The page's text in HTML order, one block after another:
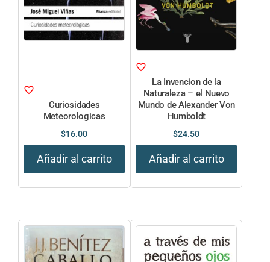
Curiosidades
Meteorologicas
$16.00
Añadir al carrito
La Invencion de la
Naturaleza – el Nuevo
Mundo de Alexander Von
Humboldt
$24.50
Añadir al carrito